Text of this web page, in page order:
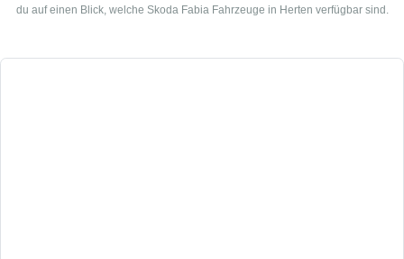
du auf einen Blick, welche Skoda Fabia Fahrzeuge in Herten verfügbar sind.